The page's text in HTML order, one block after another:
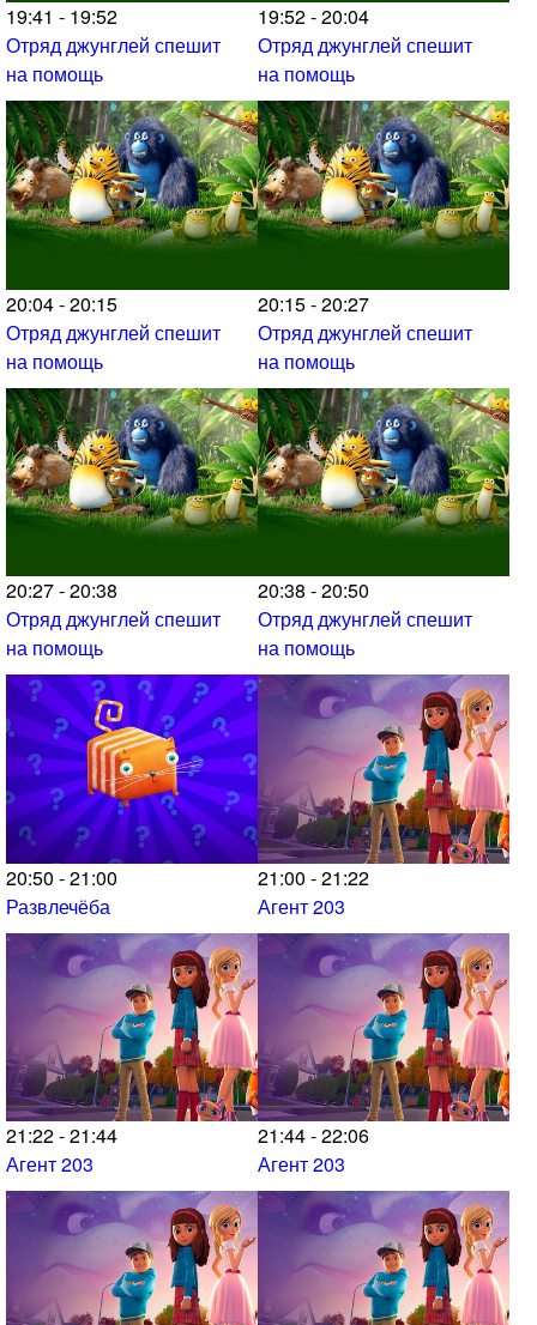
19:41 - 19:52
Отряд джунглей спешит
на помощь
19:52 - 20:04
Отряд джунглей спешит
на помощь
20:04 - 20:15
Отряд джунглей спешит
на помощь
20:15 - 20:27
Отряд джунглей спешит
на помощь
20:27 - 20:38
Отряд джунглей спешит
на помощь
20:38 - 20:50
Отряд джунглей спешит
на помощь
20:50 - 21:00
Развлечёба
21:00 - 21:22
Агент 203
21:22 - 21:44
Агент 203
21:44 - 22:06
Агент 203